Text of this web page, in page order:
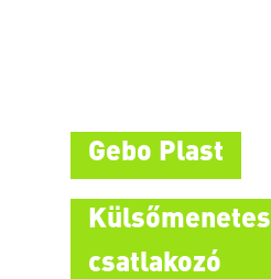
Gebo Plast
Külsőmenetes
csatlakozó